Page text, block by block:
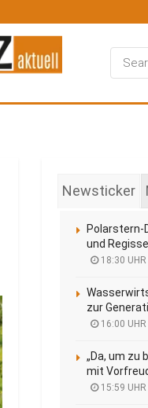
Newsticker
Polarstern-
und
18:30 UHR
zur
16:00 UHR
„Da, um zu
mit
15:59 UHR